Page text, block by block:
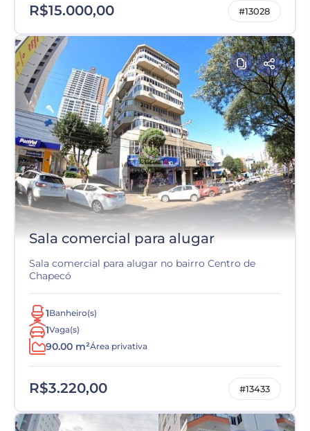
R$15.000,00 #13028
Sala comercial para alugar
Sala comercial para alugar no bairro Centro de
Chapecó
1Banheiro(s)
1Vaga(s)
90.00 m²Área privativa
R$3.220,00 #13433